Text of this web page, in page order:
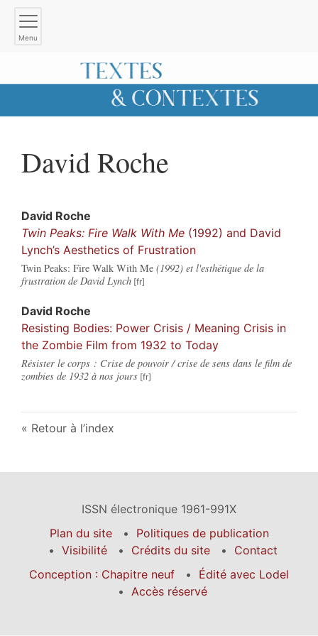
Menu
DavidRoche
David Roche
Twin Peaks: Fire Walk With Me (1992) and David
Lynch’s Aesthetics of Frustration
Twin Peaks: Fire Walk With Me (1992) et l'esthétique de la
frustration de David Lynch
David Roche
Resisting Bodies: Power Crisis / Meaning Crisis in
the Zombie Film from 1932 to Today
Résister le corps : Crise de pouvoir / crise de sens dans le film de
zombies de 1932 à nos jours
Retour à l’index
ISSN électronique 1961-991X
Plan du site
Politiques de publication
Visibilité
Crédits du site
Contact
Conception : Chapitre neuf
Édité avec Lodel
Accès réservé